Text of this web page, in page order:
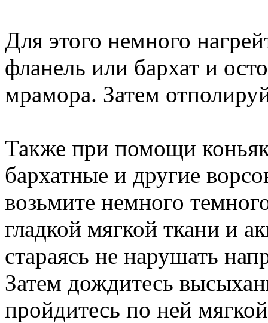
Для этого немного
фланель или бархат и
мрамора. Затем
Также при помощи
бархатные и другие
возьмите немного
гладкой мягкой ткани и
стараясь не нарушать
Затем дождитесь
пройдитесь по ней